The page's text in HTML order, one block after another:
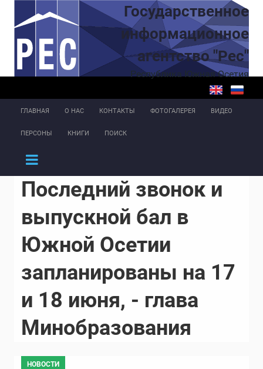
Перейти к основному содержаниюГосударственное
информационное
агентство "Рес"
Республика Южная Осетия
ГЛАВНАЯ О НАС КОНТАКТЫ ФОТОГАЛЕРЕЯ ВИДЕО
ПЕРСОНЫ КНИГИ ПОИСК
Последний звонок и
выпускной бал в
Южной Осетии
запланированы на 17
и 18 июня, - глава
Минобразования
НОВОСТИ